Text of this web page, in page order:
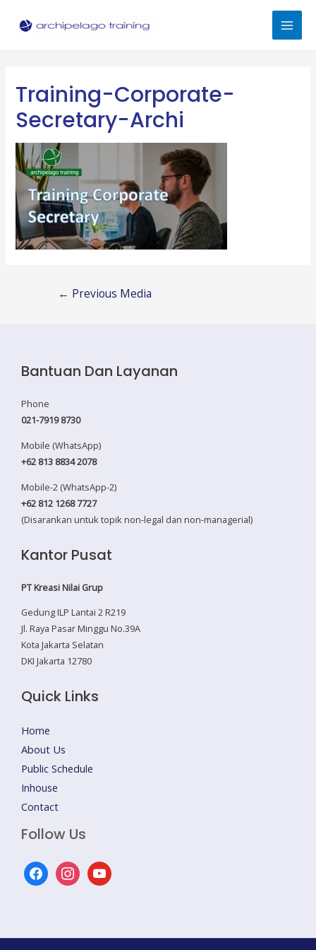
Training-Corporate-
Secretary-Archi
← Previous Media
Bantuan Dan Layanan
Phone
021-7919 8730
Mobile (WhatsApp)
+62 813 8834 2078
Mobile-2 (WhatsApp-2)
+62 812 1268 7727
(Disarankan untuk topik non-legal dan non-managerial)
Kantor Pusat
PT Kreasi Nilai Grup
Gedung ILP Lantai 2 R219
Jl. Raya Pasar Minggu No.39A
Kota Jakarta Selatan
DKI Jakarta 12780
Quick Links
Home
About Us
Public Schedule
Inhouse
Contact
Follow Us
facebookinstagramyoutube